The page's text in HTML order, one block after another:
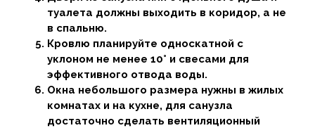
туалета должны выходить в коридор, а не
в спальню.
Кровлю планируйте односкатной с
уклоном не менее 10° и свесами для
эффективного отвода воды.
Окна небольшого размера нужны в жилых
комнатах и на кухне, для санузла
достаточно сделать вентиляционный